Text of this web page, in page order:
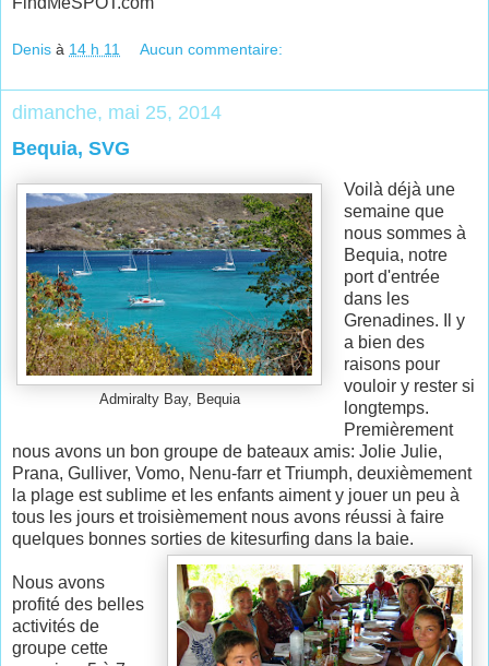
Denis à 14 h 11 Aucun commentaire:
dimanche, mai 25, 2014
Bequia, SVG
Admiralty Bay, Bequia
Voilà déjà une
semaine que
nous sommes à
Bequia, notre
port d'entrée
dans les
Grenadines. Il y
a bien des
raisons pour
vouloir y rester si
longtemps.
Premièrement
nous avons un bon groupe de bateaux amis: Jolie Julie,
Prana, Gulliver, Vomo, Nenu-farr et Triumph, deuxièmement
la plage est sublime et les enfants aiment y jouer un peu à
tous les jours et troisièmement nous avons réussi à faire
quelques bonnes sorties de kitesurfing dans la baie.
Nous avons
profité des belles
activités de
groupe cette